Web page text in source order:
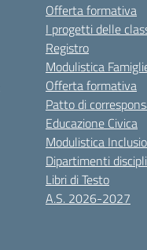
Offerta formativa
I progetti delle
Registro
Modulistica
Offerta formativa
Patto di
Educazione Civica
Modulistica
Dipartimenti
Libri di Testo
A.S. 2026-2027